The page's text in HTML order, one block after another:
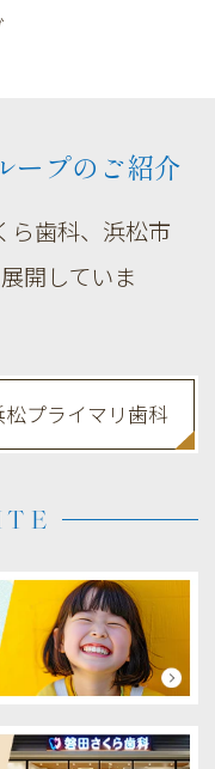
ープのご紹介
ら歯科、浜松市
開していま
松プライマリ歯科